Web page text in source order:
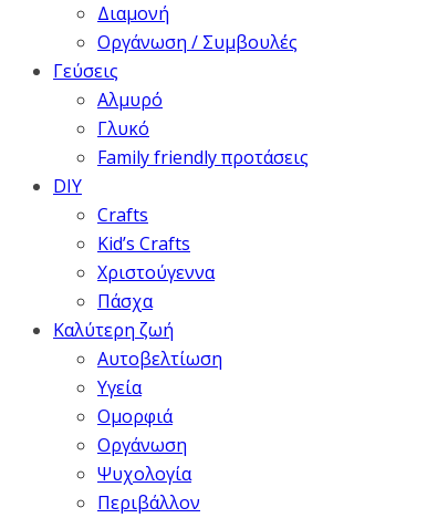
Διαμονή
Οργάνωση / Συμβουλές
Γεύσεις
Αλμυρό
Γλυκό
Family friendly προτάσεις
DIY
Crafts
Kid’s Crafts
Χριστούγεννα
Πάσχα
Καλύτερη ζωή
Αυτοβελτίωση
Υγεία
Ομορφιά
Οργάνωση
Ψυχολογία
Περιβάλλον